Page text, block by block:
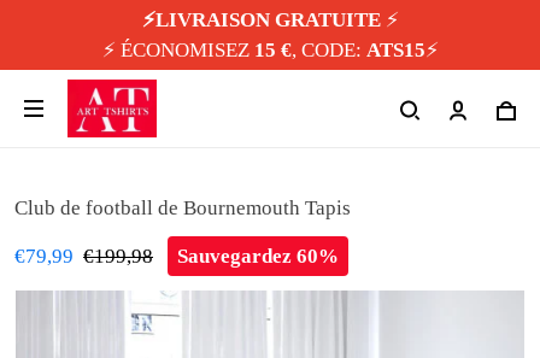
⚡️LIVRAISON GRATUITE⚡️
⚡️ ÉCONOMISEZ 15 €, CODE: ATS15⚡️
Club de football de Bournemouth Tapis
€79,99 €199,98 Sauvegardez 60%